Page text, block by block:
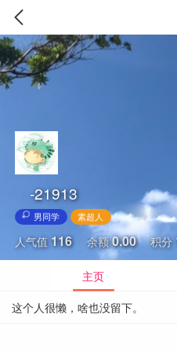
-21913
男同学 素超人
人气值 116 余额0.00 积分
主页
这个人很懒，啥也没留下。